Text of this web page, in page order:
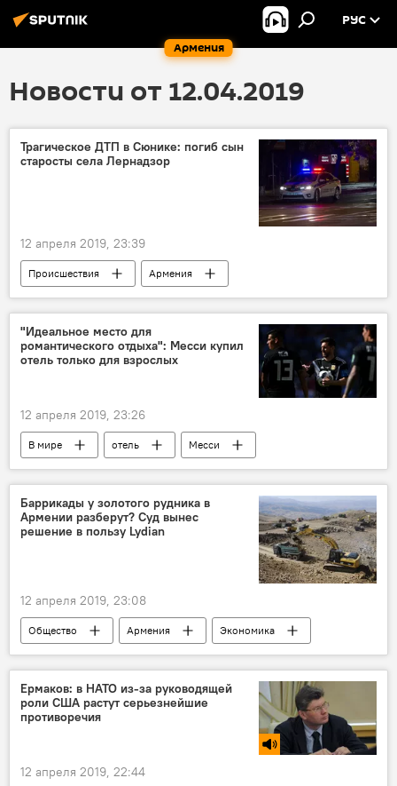
Армения
РУС
Новости от 12.04.2019
Трагическое ДТП в Сюнике: погиб сын
старосты села Лернадзор
12 апреля 2019, 23:39
Происшествия
Армения
Происшествия и инциденты в Армении
Сюник
староста села
сын
"Идеальное место для
романтического отдыха": Месси купил
отель только для взрослых
12 апреля 2019, 23:26
В мире отель Месси
Баррикады у золотого рудника в
Армении разберут? Суд вынес
решение в пользу Lydian
12 апреля 2019, 23:08
Общество Армения
Экономика
Lydian Armenia
"Лидиан Армения" и Амулсар: споры вокруг разработки месторождения
суд
Амулсар
Ермаков: в НАТО из-за руководящей
роли США растут серьезнейшие
противоречия
12 апреля 2019, 22:44